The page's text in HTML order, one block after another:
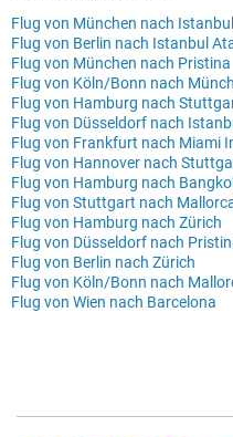
Flug von München nach
Flug von Berlin nach Istanbul
Flug von München nach Pristina
Flug von Köln/Bonn nach
Flug von Hamburg nach
Flug von Düsseldorf nach
Flug von Frankfurt nach Miami
Flug von Hannover nach
Flug von Hamburg nach
Flug von Stuttgart nach
Flug von Hamburg nach Zürich
Flug von Düsseldorf nach
Flug von Berlin nach Zürich
Flug von Köln/Bonn nach
Flug von Wien nach Barcelona